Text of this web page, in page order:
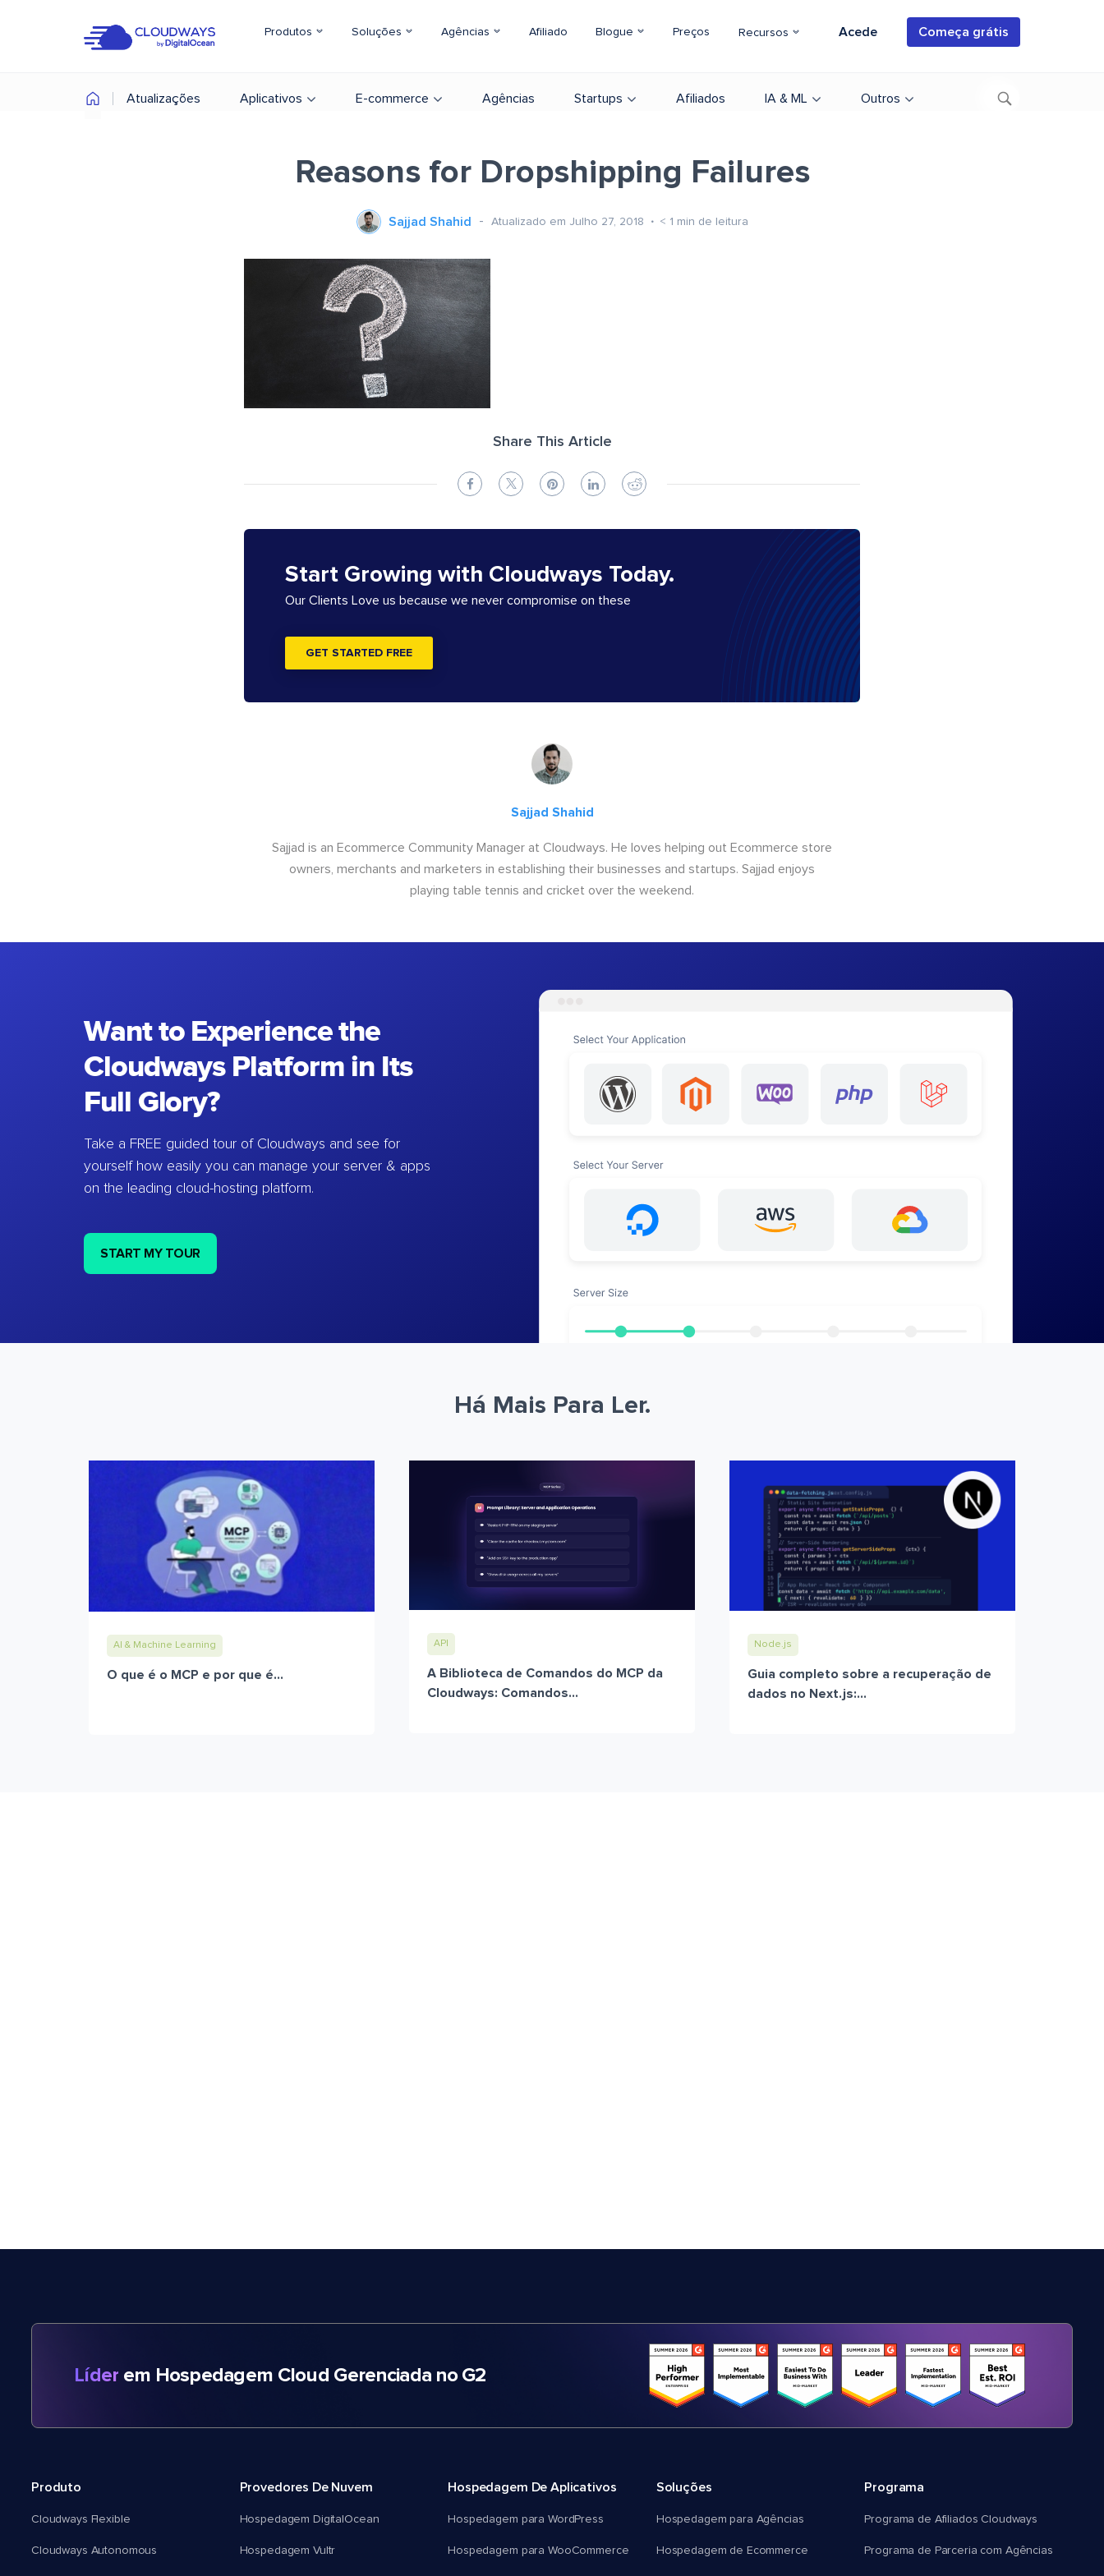
Produtos Soluções Agências Afiliado Blogue Preços Recursos Acede Começa grátis
Atualizações Aplicativos E-commerce Agências Startups Afiliados IA & ML Outros
Reasons for Dropshipping Failures
Sajjad Shahid Atualizado em Julho 27, 2018 < 1 min de leitura
Share This Article
Start Growing with Cloudways Today.
Our Clients Love us because we never compromise on these
GET STARTED FREE
Sajjad Shahid
Sajjad is an Ecommerce Community Manager at Cloudways. He loves helping out Ecommerce store
owners, merchants and marketers in establishing their businesses and startups. Sajjad enjoys
playing table tennis and cricket over the weekend.
Want to Experience the
Cloudways Platform in Its
Full Glory?
Take a FREE guided tour of Cloudways and see for
yourself how easily you can manage your server & apps
on the leading cloud-hosting platform.
START MY TOUR
Há Mais Para Ler.
AI & Machine Learning
O que é o MCP e por que é...
API
A Biblioteca de Comandos do MCP da
Cloudways: Comandos...
Node.js
Guia completo sobre a recuperação de
dados no Next.js:...
Líder em Hospedagem Cloud Gerenciada no G2
Produto
Cloudways Flexible
Cloudways Autonomous
Provedores De Nuvem
Hospedagem DigitalOcean
Hospedagem Vultr
Hospedagem De Aplicativos
Hospedagem para WordPress
Hospedagem para WooCommerce
Soluções
Hospedagem para Agências
Hospedagem de Ecommerce
Programa
Programa de Afiliados Cloudways
Programa de Parceria com Agências